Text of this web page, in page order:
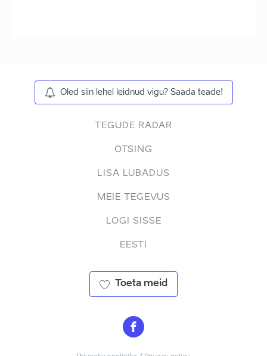
Oled siin lehel leidnud vigu? Saada teade!
TEGUDE RADAR
OTSING
LISA LUBADUS
MEIE TEGEVUS
LOGI SISSE
EESTI
Toeta meid